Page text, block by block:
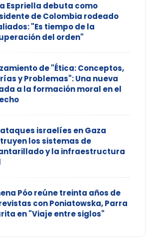
Espriella debuta como
de Colombia rodeado
"Es tiempo de la
del orden"
de "Ética: Conceptos,
y Problemas": Una nueva
a la formación moral en el
ataques israelíes en Gaza
los sistemas de
y la infraestructura
Póo reúne treinta años de
con Poniatowska, Parra
en "Viaje entre siglos"